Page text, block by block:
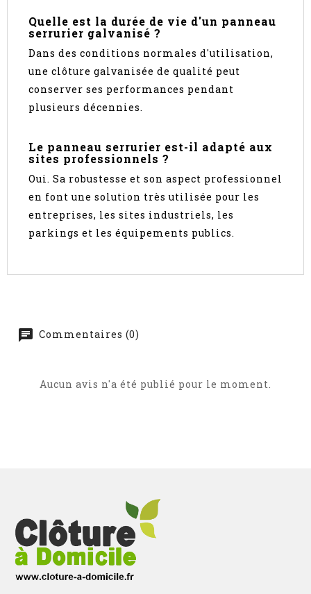
Quelle est la durée de vie d'un panneau
serrurier galvanisé ?
Dans des conditions normales d'utilisation,
une clôture galvanisée de qualité peut
conserver ses performances pendant
plusieurs décennies.
Le panneau serrurier est-il adapté aux
sites professionnels ?
Oui. Sa robustesse et son aspect professionnel
en font une solution très utilisée pour les
entreprises, les sites industriels, les
parkings et les équipements publics.
Commentaires (0)
Aucun avis n'a été publié pour le moment.